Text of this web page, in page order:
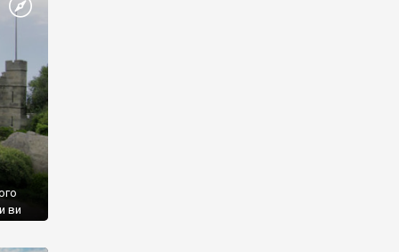
ви